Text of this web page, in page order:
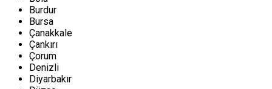
Burdur
Bursa
Çanakkale
Çankırı
Çorum
Denizli
Diyarbakır